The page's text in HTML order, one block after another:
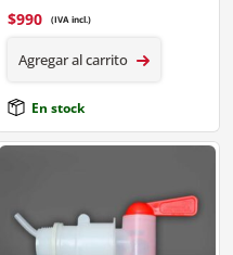
$990 (IVA incl.)
Agregar al carrito
En stock